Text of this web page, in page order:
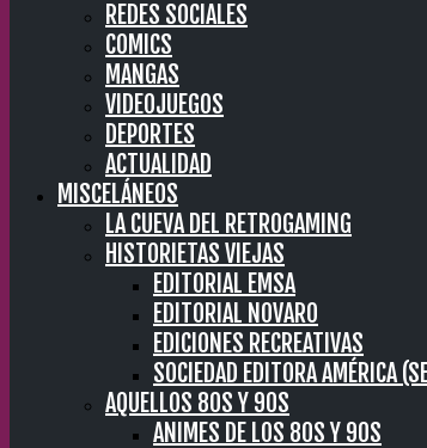
REDES SOCIALES
COMICS
MANGAS
VIDEOJUEGOS
DEPORTES
ACTUALIDAD
MISCELÁNEOS
LA CUEVA DEL RETROGAMING
HISTORIETAS VIEJAS
EDITORIAL EMSA
EDITORIAL NOVARO
EDICIONES RECREATIVAS
SOCIEDAD EDITORA AMÉRICA
AQUELLOS 80S Y 90S
ANIMES DE LOS 80S Y 90S